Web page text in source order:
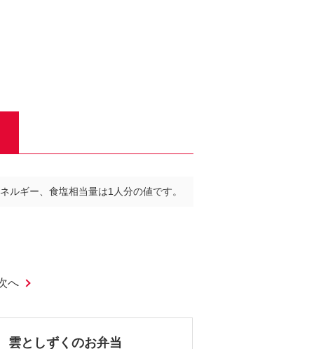
ルギー、食塩相当量は1人分の値です。
へ
雲としずくのお弁当